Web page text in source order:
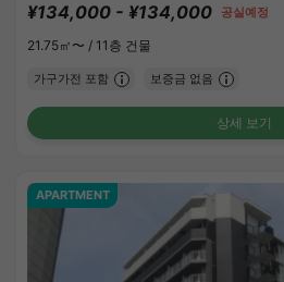
¥134,000 - ¥134,000 공실예정
21.75㎡〜 / 11층 건물
가구가전 포함 보증금 없음
상세 보기
APARTMENT